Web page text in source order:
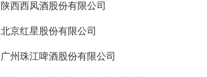
陕西西凤酒股份有限公司
北京红星股份有限公司
广州珠江啤酒股份有限公司